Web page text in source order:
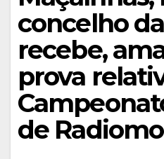
concelho
recebe,
prova
de